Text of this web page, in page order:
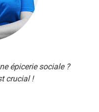
épicerie sociale ?
crucial !